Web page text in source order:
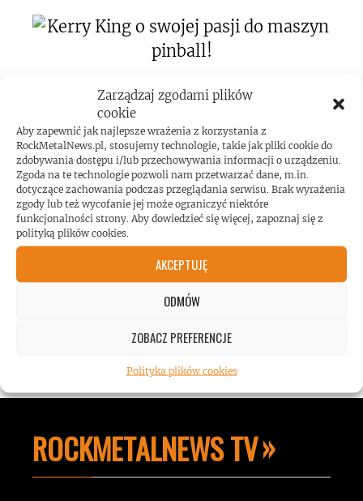
Zarządzaj zgodami plików
cookie
Aby zapewnić jak najlepsze wrażenia z korzystania z
RockMetalNews.pl, stosujemy technologie, takie jak pliki cookie do
zdobywania dostępu i/lub przechowywania informacji o urządzeniu.
Zgoda na te technologie pozwoli nam przetwarzać dane, m.in.
dotyczące zachowania podczas przeglądania serwisu. Brak wyrażenia
zgody lub też wycofanie jej może ograniczyć niektóre
funkcjonalności strony. Aby dowiedzieć się więcej, zapoznaj się z
polityką plików cookies.
AKCEPTUJĘ
ODMÓW
ZOBACZ PREFERENCJE
Polityka plików cookies
Kerry King o swojej pasji do maszyn
pinball!
Koncert AC/DC przekroczył poziom
ROCKMETALNEWS TV